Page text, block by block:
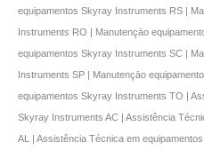
equipamentos Skyray Instruments RS |
Instruments RO | Manutençāo
equipamentos Skyray Instruments SC |
Instruments SP | Manutençāo
equipamentos Skyray Instruments TO |
Skyray Instruments AC | Assistência
AL | Assistência Técnica em